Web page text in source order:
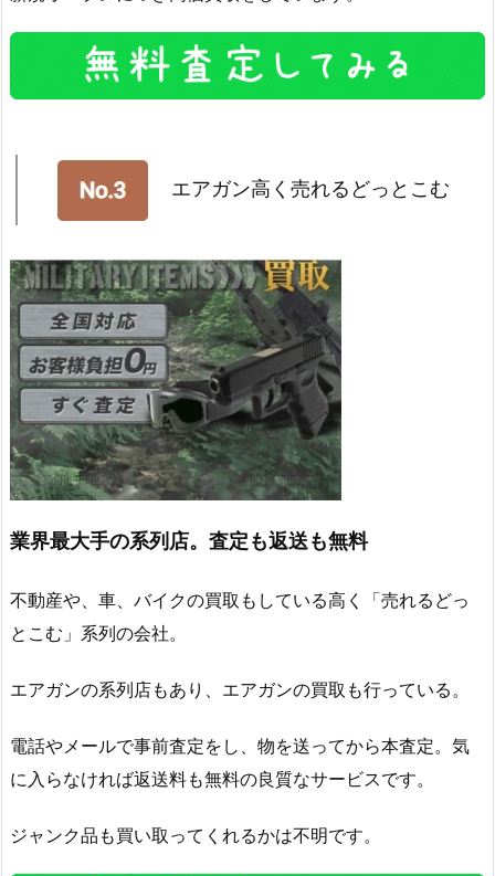
エアガン高く売れるどっとこむ
業界最大手の系列店。査定も返送も無料
不動産や、車、バイクの買取もしている高く「売れるどっ
とこむ」系列の会社。
エアガンの系列店もあり、エアガンの買取も行っている。
電話やメールで事前査定をし、物を送ってから本査定。気
に入らなければ返送料も無料の良質なサービスです。
ジャンク品も買い取ってくれるかは不明です。